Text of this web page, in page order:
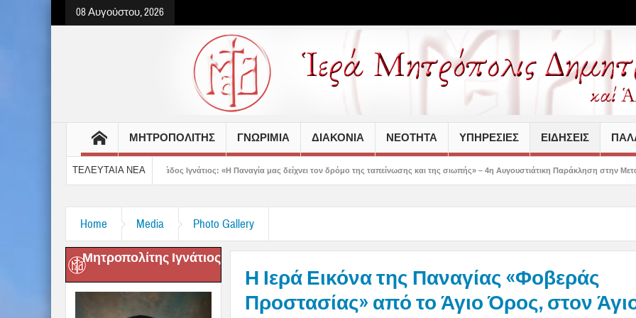
08 Αυγούστου, 2026
ΜΗΤΡΟΠΟΛΙΤΗΣ ΓΝΩΡΙΜΙΑ ΔΙΑΚΟΝΙΑ ΝΕΟΤΗΤΑ ΥΠΗΡΕΣΙΕΣ ΕΙΔΗΣΕΙΣ
ΤΕΛΕΥΤΑΙΑ ΝΕΑ
Δημητριάδος Ιγνάτιος: «Η Παναγία μας δείχνει τον δρόμο της ταπείνωσης και της σιωπής» – 4η Αυγουστιάτικη Παράκληση στην Μεταμόρφωση Βόλου
Home Media Photo Gallery
Μητροπολίτης Ιγνάτιος
Η Ιερά Εικόνα της Παναγίας «Φοβεράς
Προστασίας» από το Άγιο Όρος, στον